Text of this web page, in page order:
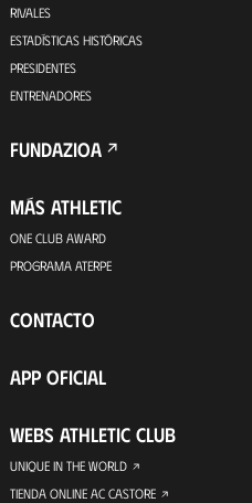
RIVALES
ESTADÍSTICAS HISTÓRICAS
PRESIDENTES
ENTRENADORES
FUNDAZIOA
MÁS ATHLETIC
ONE CLUB AWARD
PROGRAMA ATERPE
CONTACTO
APP OFICIAL
WEBS ATHLETIC CLUB
UNIQUE IN THE WORLD
TIENDA ONLINE AC CASTORE